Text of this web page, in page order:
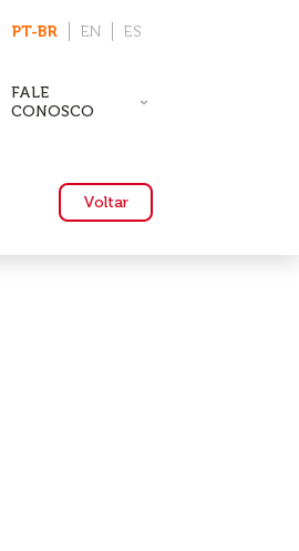
PT-BR EN ES
FALE
CONOSCO
Voltar